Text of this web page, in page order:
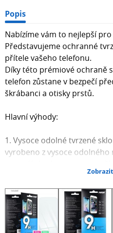
Popis
Nabízíme vám to nejlepší pro
Představujeme ochranné
přítele vašeho telefonu.
Díky této prémiové ochraně
telefon zůstane v bezpečí
škrábanci a otisky prstů.
Hlavní výhody:
1. Vysoce odolné tvrzené
vyrobeno z vysoce
2. Velmi jemná povrchová
úprava zajišťuje hladký a
otiskům prstů, mastnotě a
zachovává jas obrazovky.
3. Přesné výřezy a snadná